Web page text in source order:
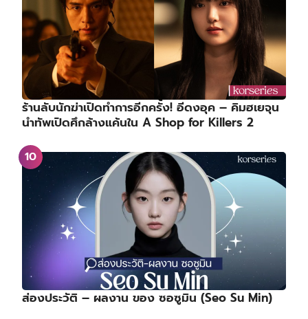
ร้านลับนักฆ่าเปิดทำการอีกครั้ง! อีดงอุค – คิมฮเยจุน
นำทัพเปิดศึกล้างแค้นใน A Shop for Killers 2
ส่องประวัติ – ผลงาน ของ ซอซูมิน (Seo Su Min)